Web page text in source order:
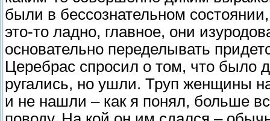
были в бессознательном
это-то ладно, главное, они
основательно переделывать
Церебрас спросил о том, что
ругались, но ушли. Труп женщины
и не нашли – как я понял, больше